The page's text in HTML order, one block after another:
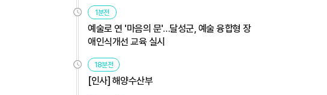
1분전
예술로 연 '마음의 문'…달성군, 예술 융합형 장
애인식개선 교육 실시
18분전
[인사] 해양수산부